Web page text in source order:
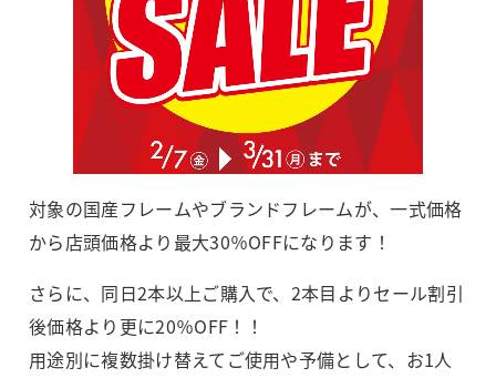
対象の国産フレームやブランドフレームが、一式価格
から店頭価格より最大30％OFFになります！
さらに、同日2本以上ご購入で、2本目よりセール割引
後価格より更に20％OFF！！
用途別に複数掛け替えてご使用や予備として、お1人